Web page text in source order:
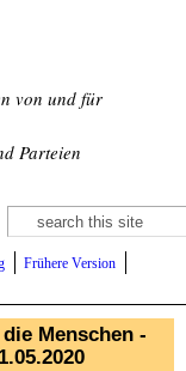
von und für
Parteien
Suchformular
Suche
Frühere Version
Menschen -